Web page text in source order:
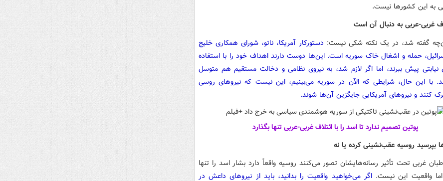
به این کشورها نیست.
غربی-عربی به دنبال آن است
گفته شد، در یک نکته شکی نیست: دستورکار آمریکا، ناتو، شورای همکاری خلیج
حمله و اشغال خاک سوریه است. این‌ها دوست دارند اهداف خود را با استفاده
نیابتی پیش ببرند، اما اگر لازم شد، به نیروی نظامی و دخالت مستقیم هم متوسل
با این حال، شرایطی که الآن در سوریه می‌بینیم، این نیست که نیروهای روسی
کنند و نیروهای آمریکایی جایگزین آن‌ها شوند.
پوتین تصمیم ندارد تا اسد را با ائتلاف غربی-عربی تنها بگذارد
بپرسید روسیه عقب‌نشینی کرده یا نه
غربی تحت تأثیر رسانه‌هایشان تصور می‌کنند روسیه واقعاً دارد بشار اسد را تنها
اما واقعیت این نیست.اگر می‌خواهید واقعیت را بدانید، باید از نیروهای داعش در